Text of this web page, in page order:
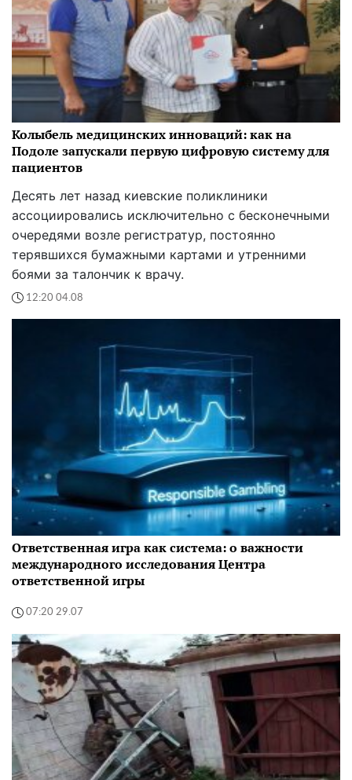
Колыбель медицинских инноваций: как на
Подоле запускали первую цифровую систему для
пациентов
Десять лет назад киевские поликлиники
ассоциировались исключительно с бесконечными
очередями возле регистратур, постоянно
терявшихся бумажными картами и утренними
боями за талончик к врачу.
12:20 04.08
Ответственная игра как система: о важности
международного исследования Центра
ответственной игры
07:20 29.07